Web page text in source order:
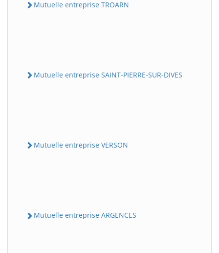
Mutuelle entreprise TROARN
Mutuelle entreprise SAINT-PIERRE-SUR-DIVES
Mutuelle entreprise VERSON
Mutuelle entreprise ARGENCES